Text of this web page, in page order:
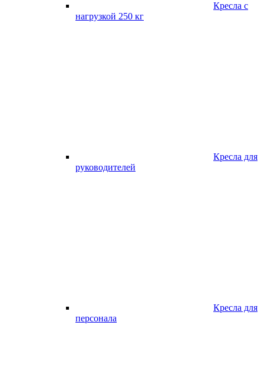
Кресла с
нагрузкой 250 кг
Кресла для
руководителей
Кресла для
персонала